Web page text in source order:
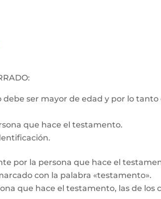
ser mayor de edad y por lo
que hace el testamento.
por la persona que hace el
con la palabra «testamento».
que hace el testamento, las de